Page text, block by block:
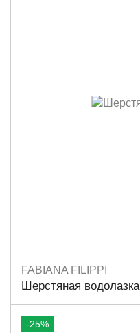
Размеры
FABIANA FILIPPI
Шерстяная водолазка
-25%